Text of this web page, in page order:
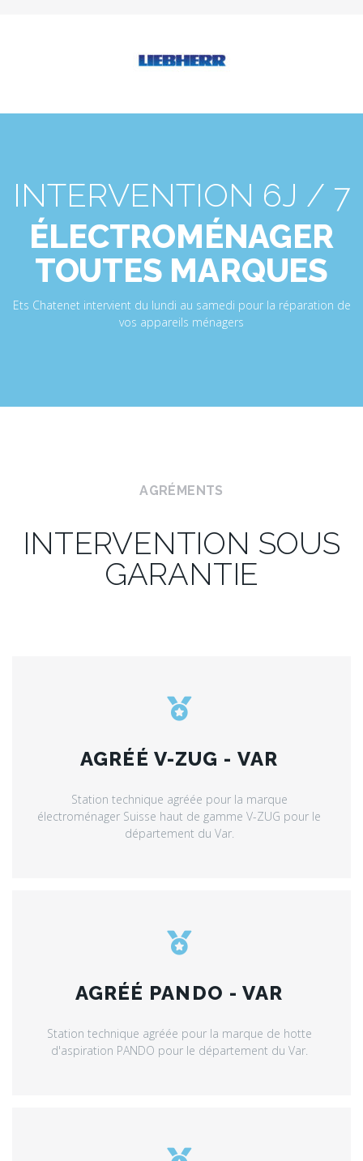
INTERVENTION 6J / 7
ÉLECTROMÉNAGER
TOUTES MARQUES
Ets Chatenet intervient du lundi au samedi pour la réparation de
vos appareils ménagers
AGRÉMENTS
INTERVENTION SOUS
GARANTIE
AGRÉÉ V-ZUG - VAR
Station technique agréée pour la marque
électroménager Suisse haut de gamme V-ZUG pour le
département du Var.
AGRÉÉ PANDO - VAR
Station technique agréée pour la marque de hotte
d'aspiration PANDO pour le département du Var.